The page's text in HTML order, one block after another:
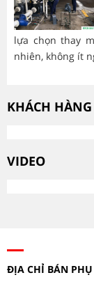
lựa chọn thay
nhiên, không ít
KHÁCH
VIDEO
ĐỊA CHỈ BÁN PHỤ